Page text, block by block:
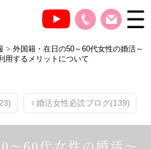
> 外国籍・在日の50～60代女性の婚活～
用するメリットについて
♀婚活女性必読ブログ(139)